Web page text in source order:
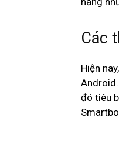
Các
Hiện
đó tiêu